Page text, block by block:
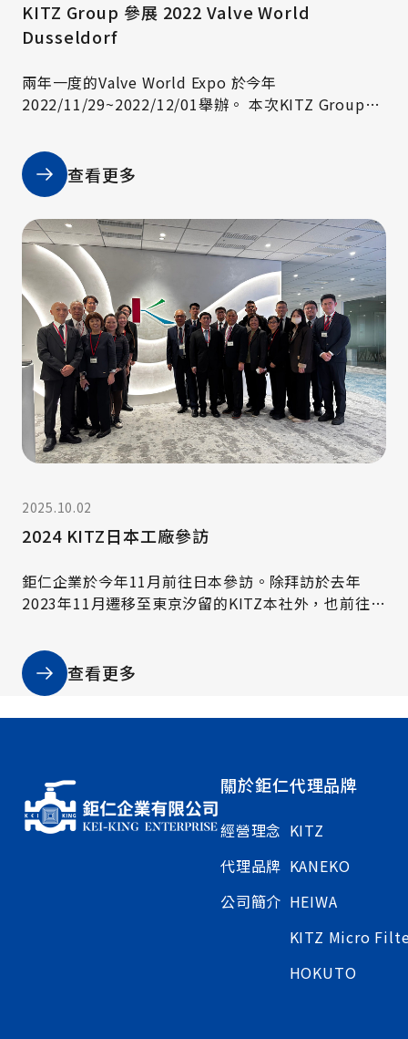
KITZ Group 參展 2022 Valve World
Dusseldorf
兩年一度的Valve World Expo 於今年
2022/11/29~2022/12/01舉辦。 本次KITZ Group重
閥門以及半導體氣體專用閥門等。展現了其對新能源
與半導體產業的重視。
查看更多
2025.10.02
2024 KITZ日本工廠參訪
鉅仁企業於今年11月前往日本參訪。除拜訪於去年
2023年11月遷移至東京汐留的KITZ本社外，也前往
Filter工廠進行參訪。
查看更多
關於鉅仁
經營理念
代理品牌
公司簡介
代理品牌
KITZ
KANEKO
HEIWA
KITZ Micro
HOKUTO